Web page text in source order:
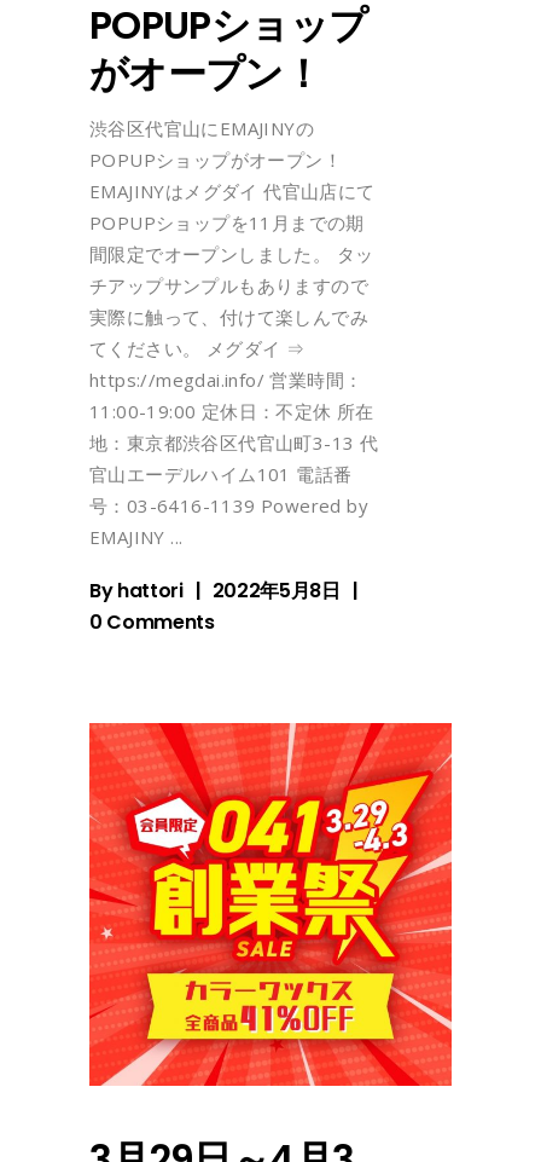
POPUPショップ
がオープン！
渋谷区代官山にEMAJINYの
POPUPショップがオープン！
EMAJINYはメグダイ 代官山店にて
POPUPショップを11月までの期
間限定でオープンしました。 タッ
チアップサンプルもありますので
実際に触って、付けて楽しんでみ
てください。 メグダイ ⇒
https://megdai.info/ 営業時間：
11:00-19:00 定休日：不定休 所在
地：東京都渋谷区代官山町3-13 代
官山エーデルハイム101 電話番
号：03-6416-1139 Powered by
EMAJINY
Byhattori
2022年5月8日
0 Comments